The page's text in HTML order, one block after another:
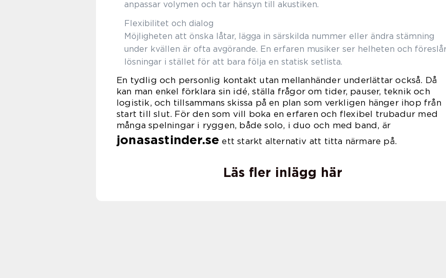
anpassar volymen och tar hänsyn till akustiken.
Flexibilitet och dialog
Möjligheten att önska låtar, lägga in särskilda nummer eller ändra stämning
under kvällen är ofta avgörande. En erfaren musiker ser helheten och
lösningar i stället för att bara följa en statisk setlista.
En tydlig och personlig kontakt utan mellanhänder underlättar också. Då
kan man enkel förklara sin idé, ställa frågor om tider, pauser, teknik och
logistik, och tillsammans skissa på en plan som verkligen hänger ihop från
start till slut. För den som vill boka en erfaren och flexibel trubadur med
många spelningar i ryggen, både solo, i duo och med band, är
jonasastinder.se ett starkt alternativ att titta närmare på.
Läs fler inlägg här